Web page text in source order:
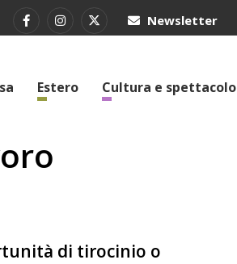
Newsletter
Estero Cultura e spettacolo
di tirocinio o